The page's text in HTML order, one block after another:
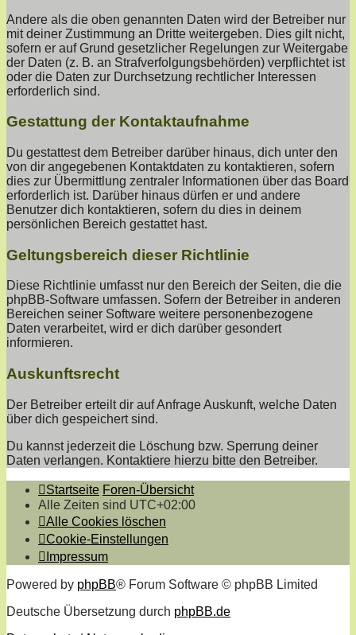
Andere als die oben genannten Daten wird der Betreiber nur
mit deiner Zustimmung an Dritte weitergeben. Dies gilt nicht,
sofern er auf Grund gesetzlicher Regelungen zur Weitergabe
der Daten (z. B. an Strafverfolgungsbehörden) verpflichtet ist
oder die Daten zur Durchsetzung rechtlicher Interessen
erforderlich sind.
Gestattung der Kontaktaufnahme
Du gestattest dem Betreiber darüber hinaus, dich unter den
von dir angegebenen Kontaktdaten zu kontaktieren, sofern
dies zur Übermittlung zentraler Informationen über das Board
erforderlich ist. Darüber hinaus dürfen er und andere
Benutzer dich kontaktieren, sofern du dies in deinem
persönlichen Bereich gestattet hast.
Geltungsbereich dieser Richtlinie
Diese Richtlinie umfasst nur den Bereich der Seiten, die die
phpBB-Software umfassen. Sofern der Betreiber in anderen
Bereichen seiner Software weitere personenbezogene
Daten verarbeitet, wird er dich darüber gesondert
informieren.
Auskunftsrecht
Der Betreiber erteilt dir auf Anfrage Auskunft, welche Daten
über dich gespeichert sind.
Du kannst jederzeit die Löschung bzw. Sperrung deiner
Daten verlangen. Kontaktiere hierzu bitte den Betreiber.
Startseite Foren-Übersicht
Alle Zeiten sind UTC+02:00
Alle Cookies löschen
Cookie-Einstellungen
Impressum
Powered by phpBB® Forum Software © phpBB Limited
Deutsche Übersetzung durch phpBB.de